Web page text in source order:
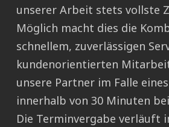
unserer Arbeit stets vollste
Möglich macht dies die
schnellem, zuverlässigen
kundenorientierten
unsere Partner im Falle
innerhalb von 30 Minuten
Die Terminvergabe verläuft